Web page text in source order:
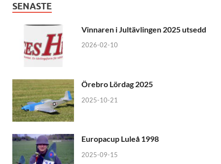
SENASTE
Vinnaren i Jultävlingen 2025 utsedd
2026-02-10
Örebro Lördag 2025
2025-10-21
Europacup Luleå 1998
2025-09-15